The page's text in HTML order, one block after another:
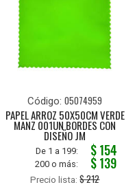
Código:05074959
PAPEL ARROZ 50X50CM VERDE
MANZ 001UN BORDES CON
DISEÑO JM
De 1 a 199: $ 154
200 o más: $ 139
Precio lista:$ 212